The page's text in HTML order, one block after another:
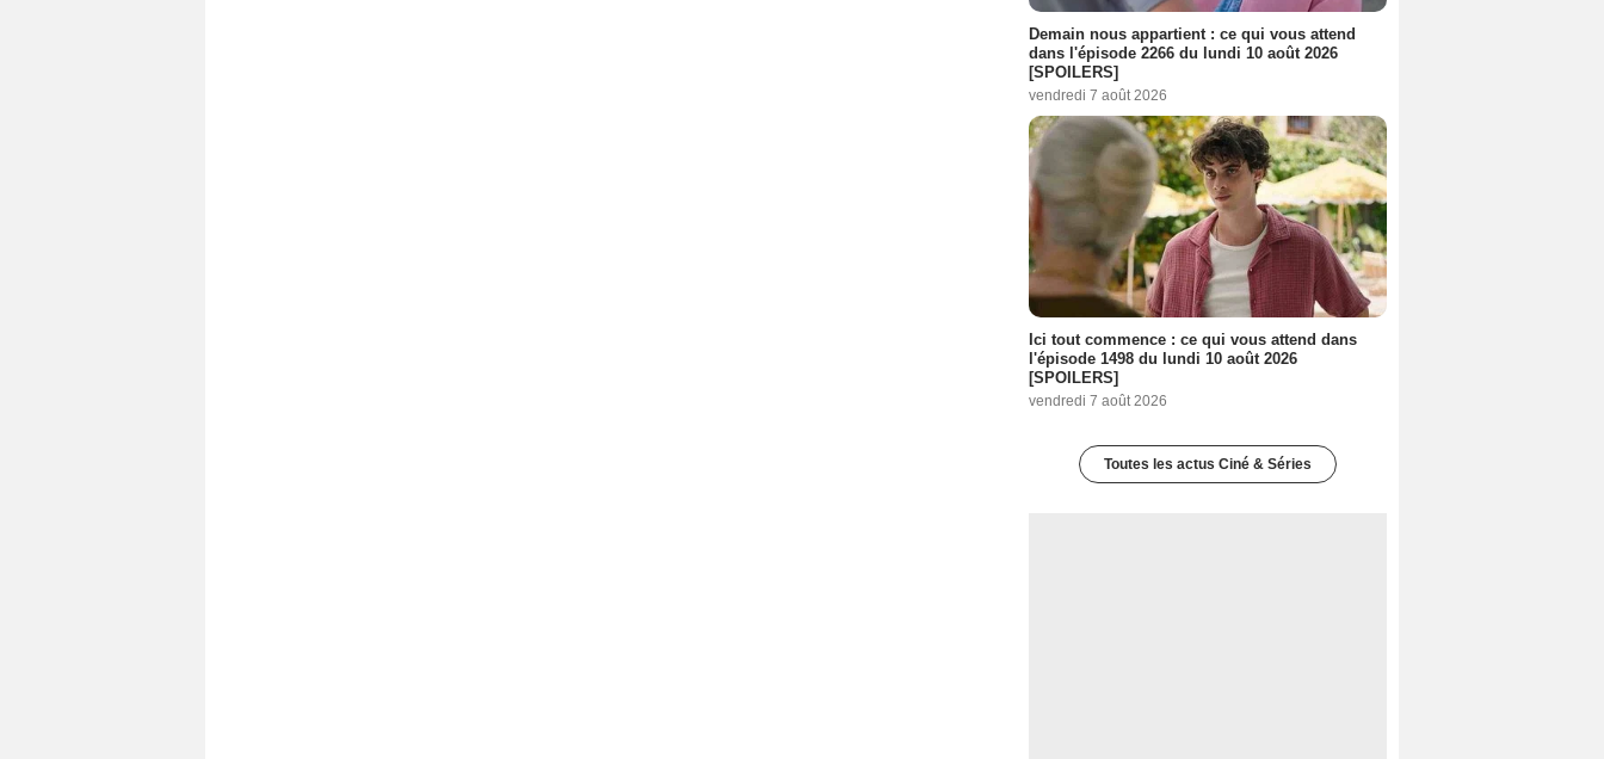
Demain nous appartient : ce qui vous attend
dans l'épisode 2266 du lundi 10 août 2026
[SPOILERS]
vendredi 7 août 2026
Ici tout commence : ce qui vous attend dans
l'épisode 1498 du lundi 10 août 2026
[SPOILERS]
vendredi 7 août 2026
Toutes les actus Ciné & Séries